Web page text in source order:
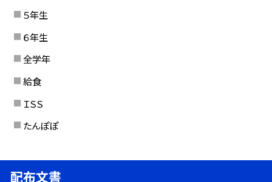
５年生
６年生
全学年
給食
ＩＳＳ
たんぽぽ
配布文書